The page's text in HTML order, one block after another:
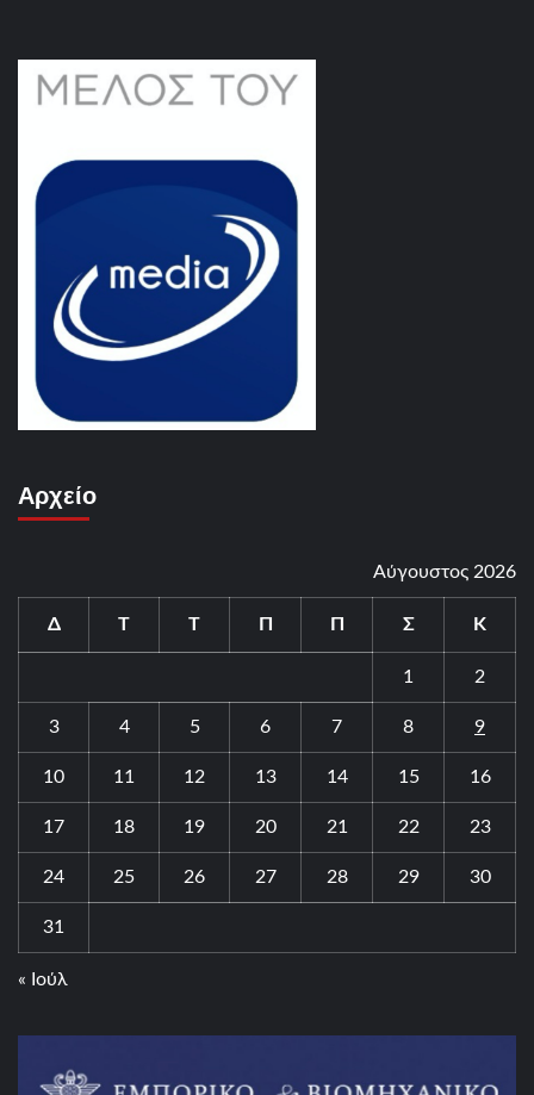
Αρχείο
Αύγουστος 2026
Δ Τ Τ Π Π Σ Κ
1 2
3 4 5 6 7 8 9
10 11 12 13 14 15 16
17 18 19 20 21 22 23
24 25 26 27 28 29 30
31
« Ιούλ